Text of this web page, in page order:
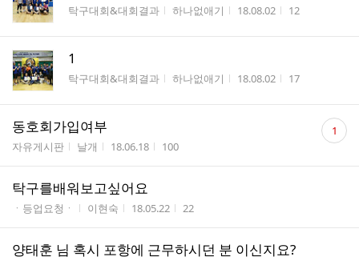
게시판명
탁구대회&대회결과 작성자
하나없애기 작성시간
18.08.02 조회수
12
1
게시판명
탁구대회&대회결과 작성자
하나없애기 작성시간
18.08.02 조회수
17
동호회가입여부
게시판명
자유게시판 작성자
날개 작성시간
18.06.18 조회수
100
댓
글 1
탁구를배워보고싶어요
게시판명
ㆍ등업요청ㆍ 작성자
이현숙 작성시간
18.05.22 조회수
22
양태훈 님 혹시 포항에 근무하시던 분 이신지요?